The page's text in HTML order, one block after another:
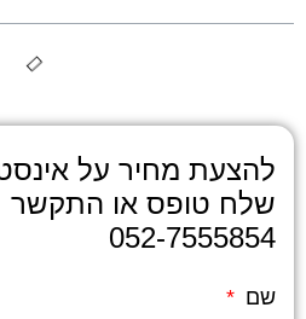
להצעת מחיר על
שלח טופס או התקשר
052-7555854
שם